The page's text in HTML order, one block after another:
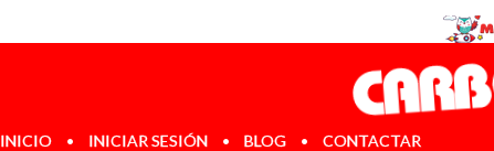
INICIO • INICIAR SESIÓN • BLOG • CONTACTAR